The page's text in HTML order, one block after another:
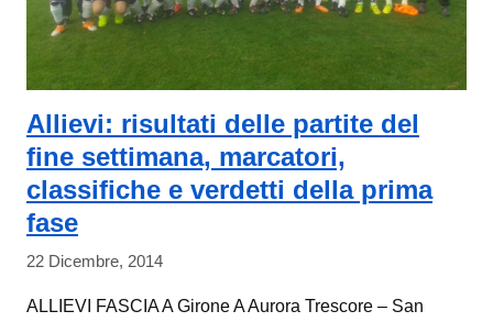
Allievi: risultati delle partite del
fine settimana, marcatori,
classifiche e verdetti della prima
fase
22 Dicembre, 2014
ALLIEVI FASCIA A Girone A Aurora Trescore – San